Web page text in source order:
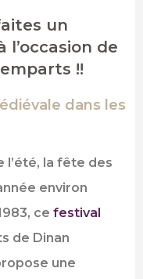
un
l’occasion de
!!
dans les
l’été, la fête des
environ
ce festival
de Dinan
une